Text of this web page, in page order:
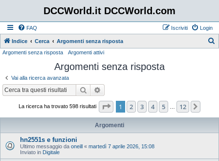
DCCWorld.it DCCWorld.com
FAQ Login
Iscriviti
Indice Cerca Argomenti senza risposta
Argomenti senza risposta Argomenti attivi
Argomenti senza risposta
Vai alla ricerca avanzata
Cerca
La ricerca ha trovato 598 risultati Pagina di 12
1 2 3 4 5 12
Argomenti
hn2551s e funzioni
Ultimo messaggio da oneill « martedì 7 aprile 2026, 15:08
Inviato in Digitale